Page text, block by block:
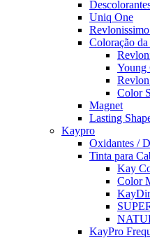
Uniq One
Coloração
Young
Color
Magnet
Lasting
Kaypro
Oxidantes /
Tinta para
Kay
Color
KayPro